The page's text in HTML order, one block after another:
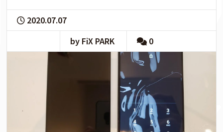
2020.07.07
by FiX PARK
0